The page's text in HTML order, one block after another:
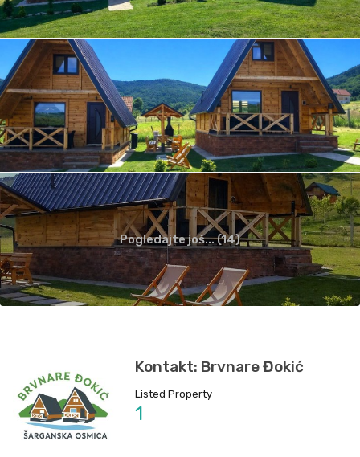
Pogledajte još... (14)
Kontakt: Brvnare Đokić
Listed Property
1